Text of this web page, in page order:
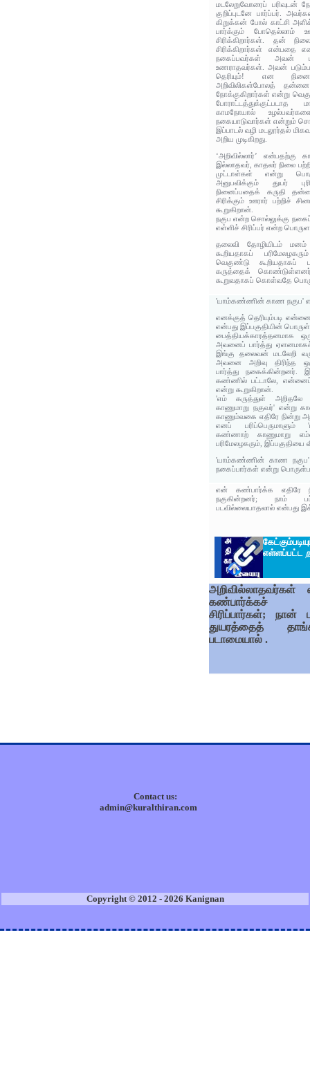
மடலேறுவோரைப் பரிவுடன்
குறிப்புடனே பார்ப்பர்.
கிறுக்கன் போல் காட்சி
பார்க்கும்
சிரிக்கிறார்கள். தன்
சிரிக்கிறார்கள் என்பதை
நகைப்பவர்கள் அவன்
உணராதவர்கள். அவன்
தெரியும்! என
அறிவிலிகள்போலத் தன்னை
நோக்குகிறார்கள் என்று
காமநோயால்
நகையாடுவார்கள் என்றும்
இப்பாடல் வழி மடலூர்தல்
அறிய முடிகிறது.
‘அறிவில்லார்’ என்பதற்கு
இல்லாதவர், காதலர் நிலை
முட்டாள்கள் என்று
அனுபவிக்கும் துயர்
நினைப்பதைக் கருதி
சிரிக்கும் ஊரார் பற்றிச்
கூறுகிறான்.
நகுப என்ற சொல்லுக்கு
எள்ளிச் சிரிப்பர் என்ற
தலைவி தோழியிடம் மனம்
கூறியதாகப்
வெகுண்டு கூறியதாகப்
கருத்தைக்
கூறுவதாகப் கொள்வதே
'யாம்கண்ணின் காண நகுப'
எனக்குத் தெரியும்படி
என்பது இப்பகுதியின்
பைத்தியக்காரத்தனமாக
அவனைப் பார்த்து ஏளனமாகச்
இங்கு தலைவன் மடலேறி
அவனை அறிவு திரிந்த
பார்த்து
கண்ணில் பட்டாலே, என்னைப்
என்று கூறுகிறான்.
'எம் கருத்துள்
காணுமாறு நகுவர்' என்று
காணும்வகை எதிரே நின்று
எனப் பரிப்பெருமாளும்
கண்ணாற் காணுமாறு
பரிமேலழகரும், இப்பகுதியை
'யாம்கண்ணின் காண
நகைப்பார்கள் என்று
என் கண்பார்க்க எதிரே
நகுகின்றனர்; நாம்
படவில்லையாதலால் என்பது
எள்ளப்பட்ட
அறிவில்லாதவர்கள்
கண்பார்க்கச்
சிரிப்பார்கள்; நான்
துயரத்தைத்
படாமையால் .
Contact us:
admin@kuralthiran.com
Copyright © 2012 - 2026 Kanignan